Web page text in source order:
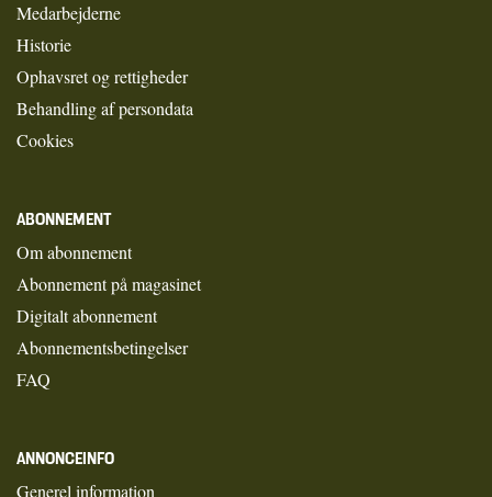
Medarbejderne
Historie
Ophavsret og rettigheder
Behandling af persondata
Cookies
ABONNEMENT
Om abonnement
Abonnement på magasinet
Digitalt abonnement
Abonnementsbetingelser
FAQ
ANNONCEINFO
Generel information